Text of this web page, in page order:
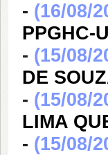
- (16/08/
PPGHC-
- (15/08/
DE
- (15/08/
LIMA
- (15/08/